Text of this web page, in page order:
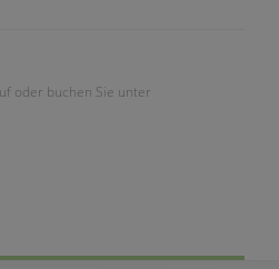
oder buchen Sie unter